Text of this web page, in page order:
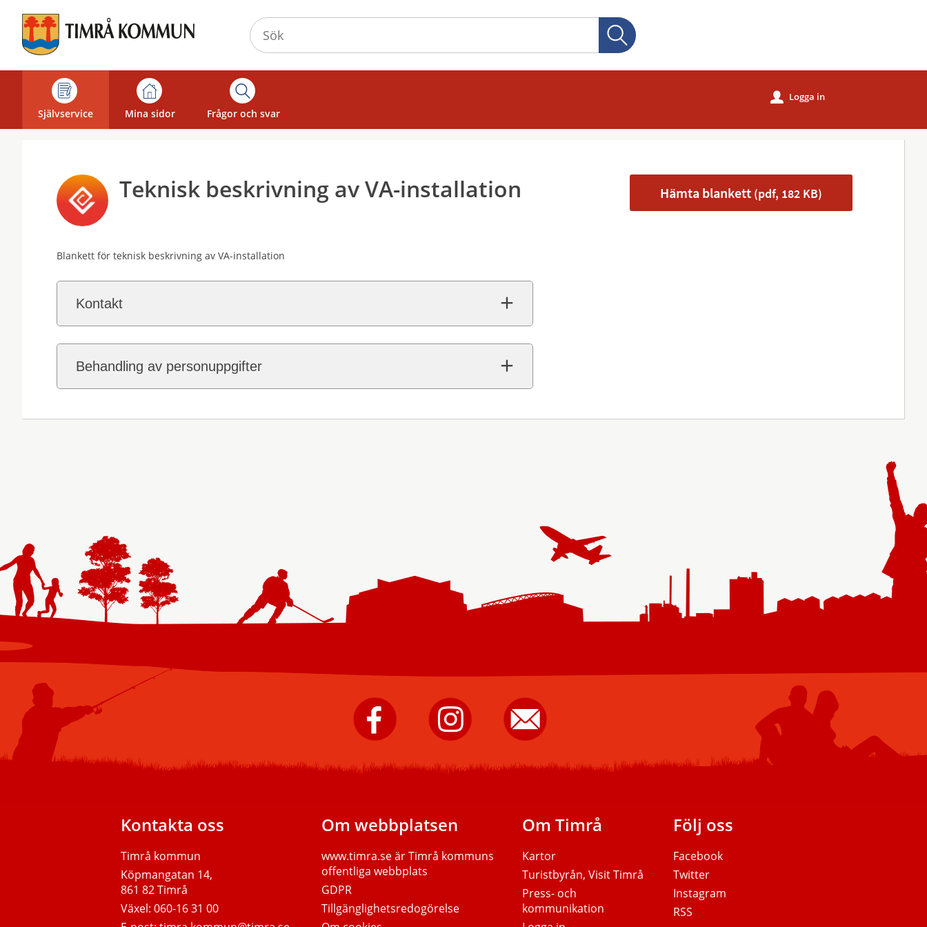
självservice
-
kommunSjälvservice Mina sidor Frågor och svar
u Logga in
Teknisk beskrivning av VA-installation
Blankett för teknisk beskrivning av VA-installation
Kontakt
Behandling av personuppgifter
Hämta blankett (pdf, 182 KB)
Timrå
kommun
Facebook.
Timrå
kommun
på
Instagram.
Skicka
e-
post
till
kommun.
Kontakta oss
Timrå kommun
Köpmangatan 14,
861 82 Timrå
Växel:060-16 31 00
Om webbplatsen
www.timra.seär Timrå kommuns
offentliga webbplats
GDPR
Tillgänglighetsredogörelse
Om Timrå
Kartor
Turistbyrån, Visit Timrå
Press- och
kommunikation
Följ oss
Facebook
Twitter
Instagram
RSS